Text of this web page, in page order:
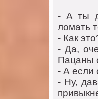
- А ты
лoмать
- Как
- Да,
Пацаны
- А если
- Ну,